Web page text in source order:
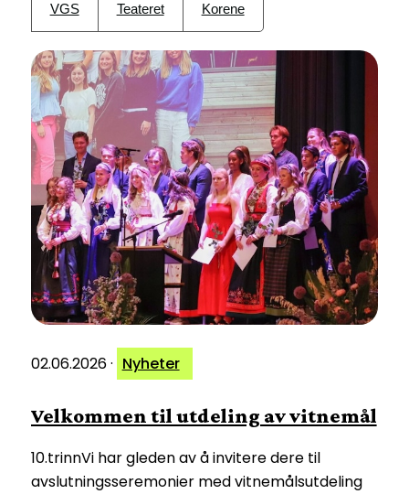
VGS Teateret Korene
02.06.2026· Nyheter
Velkommen til utdeling av vitnemål
10.trinnVi har gleden av å invitere dere til
avslutningsseremonier med vitnemålsutdeling